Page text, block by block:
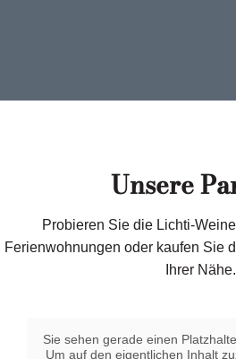
Unsere
Probieren Sie die Lichti-
Ferienwohnungen oder kaufen Sie
Ihrer Nähe.
Sie sehen gerade einen
Um auf den eigentlichen Inhalt